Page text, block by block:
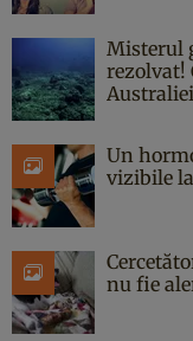
Misterul
rezolvat!
Un
vizibile
nu fie